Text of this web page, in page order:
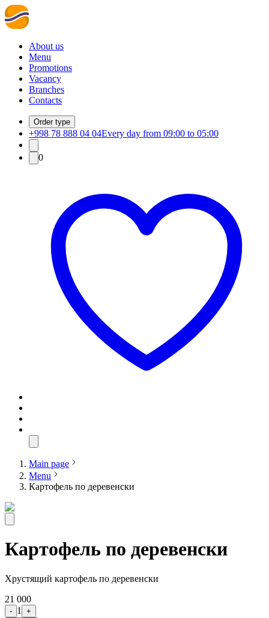
About us
Menu
Promotions
Vacancy
Branches
Contacts
Order type
+998 78 888 04 04Every day from 09:00 to 05:00
0
Main page
Menu
Картофель по деревенски
Картофель по деревенски
Хрустящий картофель по деревенски
21 000
- 1
+